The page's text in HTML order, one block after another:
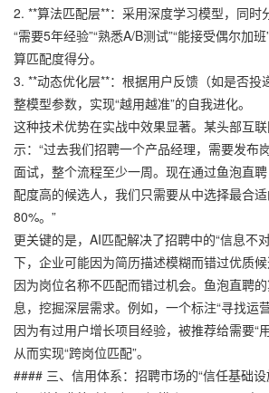
2. **算法匹配层**：采用深度学习模型，同时
“需要5年经验”“熟悉A/B测试”“能接受偶尔加
算匹配度得分。
3. **动态优化层**：根据用户反馈（如是否投
整模型参数，实现“越用越准”的自我进化。
这种技术优势在实战中效果显著。某头部互
示：“过去我们招聘一个产品经理，需要发布
面试，整个流程至少一周。现在通过鱼泡直
配度高的候选人，我们只需要从中选择最合
80%。”
更关键的是，AI匹配解决了招聘中的“信息不
下，企业可能因为简历描述模糊而错过优质
因为岗位名称不匹配而错过机会。鱼泡直聘
息，挖掘深层需求。例如，一个标注“寻找运
因为有过用户增长项目经验，被推荐给需要“
从而实现“跨岗位匹配”。
#### 三、信用体系：招聘市场的“信任基础设